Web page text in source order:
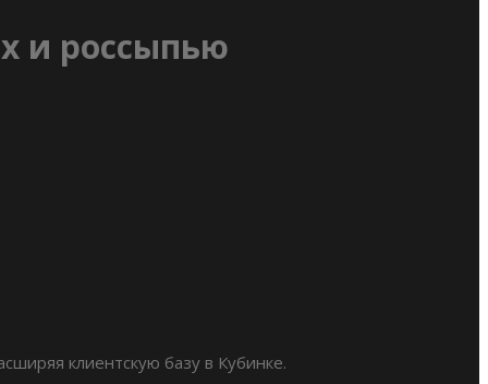
и россыпью
клиентскую базу в Кубинке.